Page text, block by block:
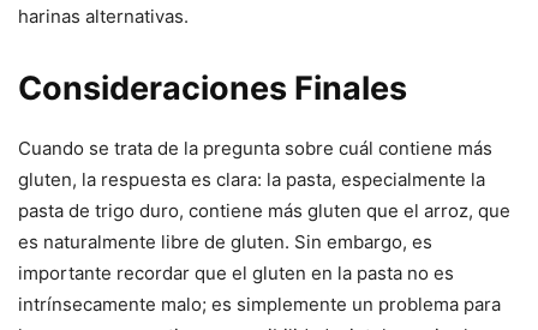
harinas alternativas.
Consideraciones Finales
Cuando se trata de la pregunta sobre cuál contiene más
gluten, la respuesta es clara: la pasta, especialmente la
pasta de trigo duro, contiene más gluten que el arroz, que
es naturalmente libre de gluten. Sin embargo, es
importante recordar que el gluten en la pasta no es
intrínsecamente malo; es simplemente un problema para